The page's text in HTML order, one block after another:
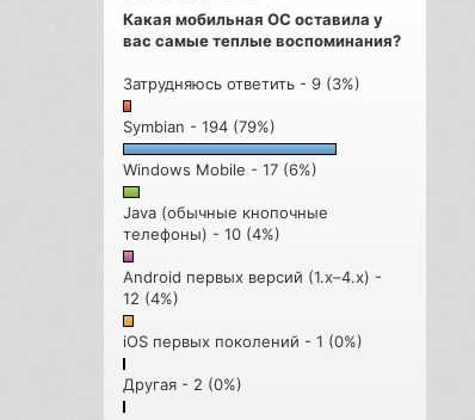
Какая мобильная ОС оставила у
вас самые теплые воспоминания?
Затрудняюсь ответить - 9 (3%)
Symbian - 194 (79%)
Windows Mobile - 17 (6%)
Java (обычные кнопочные
телефоны) - 10 (4%)
Android первых версий (1.x–4.x) -
12 (4%)
iOS первых поколений - 1 (0%)
Другая - 2 (0%)